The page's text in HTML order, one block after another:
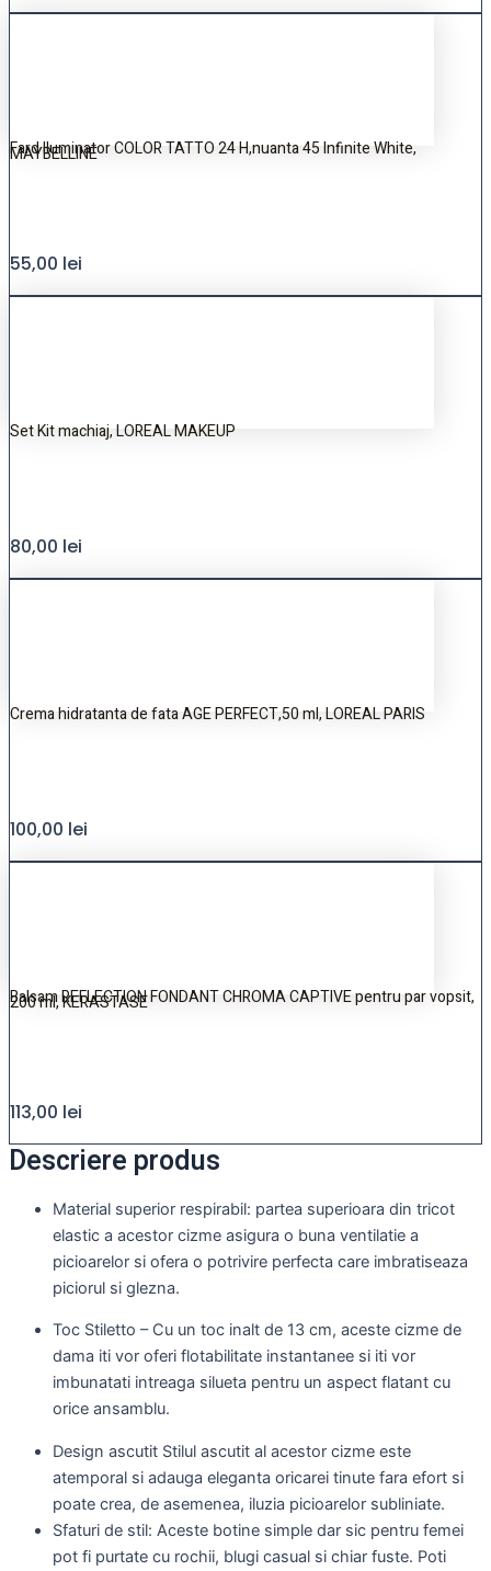
Fard Iluminator COLOR TATTO 24 H,nuanta 45 Infinite White,
MAYBELLINE
55,00 lei
Set Kit machiaj, LOREAL MAKEUP
80,00 lei
Crema hidratanta de fata AGE PERFECT,50 ml, LOREAL PARIS
100,00 lei
Balsam REFLECTION FONDANT CHROMA CAPTIVE pentru par vopsit,
200 ml, KERASTASE
113,00 lei
Descriere produs
Material superior respirabil: partea superioara din tricot
elastic a acestor cizme asigura o buna ventilatie a
picioarelor si ofera o potrivire perfecta care imbratiseaza
piciorul si glezna.
Toc Stiletto – Cu un toc inalt de 13 cm, aceste cizme de
dama iti vor oferi flotabilitate instantanee si iti vor
imbunatati intreaga silueta pentru un aspect flatant cu
orice ansamblu.
Design ascutit Stilul ascutit al acestor cizme este
atemporal si adauga eleganta oricarei tinute fara efort si
poate crea, de asemenea, iluzia picioarelor subliniate.
Sfaturi de stil: Aceste botine simple dar sic pentru femei
pot fi purtate cu rochii, blugi casual si chiar fuste. Poti